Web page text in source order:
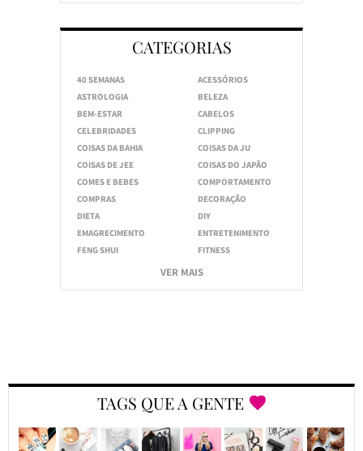
CATEGORIAS
40 SEMANAS
ACESSÓRIOS
ASTROLOGIA
BELEZA
BEM-ESTAR
CABELOS
CELEBRIDADES
CLIPPING
COISAS DA BAHIA
COISAS DA JU
COISAS DE JEE
COISAS DO JAPÃO
COMES E BEBES
COMPORTAMENTO
COMPRAS
DECORAÇÃO
DIETA
DIY
EMAGRECIMENTO
ENTRETENIMENTO
FENG SHUI
FITNESS
VER MAIS
TAGS QUE A GENTE